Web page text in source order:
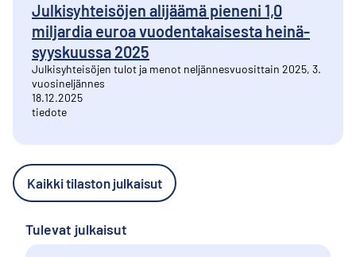
Julkisyhteisöjen alijäämä pieneni 1,0
miljardia euroa vuodentakaisesta heinä-
syyskuussa 2025
Julkisyhteisöjen tulot ja menot neljännesvuosittain 2025, 3.
vuosineljännes
18.12.2025
tiedote
Kaikki tilaston julkaisut
Tulevat julkaisut